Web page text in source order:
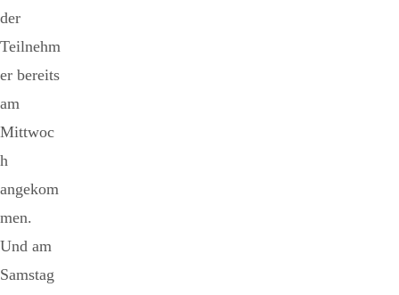
der
Teilnehm
er bereits
am
Mittwoc
h
angekom
men.
Und am
Samstag